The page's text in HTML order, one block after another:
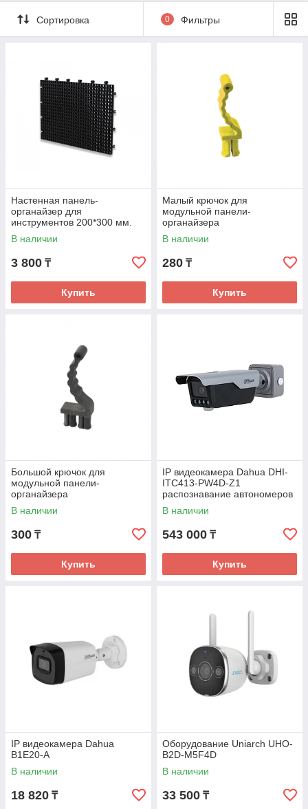
Сортировка 0 Фильтры
Настенная панель-
органайзер для
инструментов 200*300 мм.
В наличии
3 800 ₸
Купить
Малый крючок для
модульной панели-
органайзера
В наличии
280 ₸
Купить
Большой крючок для
модульной панели-
органайзера
В наличии
300 ₸
Купить
IP видеокамера Dahua DHI-
ITC413-PW4D-Z1
распознавание автономеров
В наличии
543 000 ₸
Купить
IP видеокамера Dahua
B1E20-A
В наличии
18 820 ₸
Оборудование Uniarch UHO-
B2D-M5F4D
В наличии
33 500 ₸